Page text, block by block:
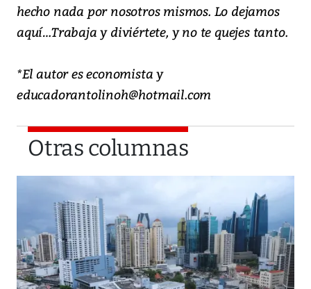
hecho nada por nosotros mismos. Lo dejamos
aquí…Trabaja y diviértete, y no te quejes tanto.
*El autor es economista y
educadorantolinoh@hotmail.com
Otras columnas